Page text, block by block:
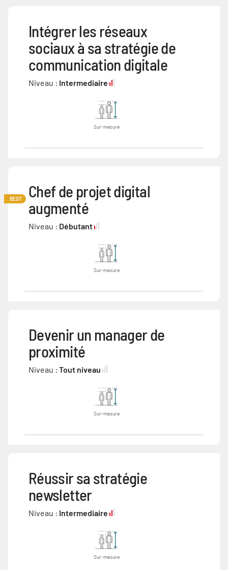
Intégrer les réseaux
sociaux à sa stratégie de
communication digitale
Niveau : Intermediaire
Sur-mesure
BEST
Chef de projet digital
augmenté
Niveau : Débutant
Sur-mesure
Devenir un manager de
proximité
Niveau : Tout niveau
Sur-mesure
Réussir sa stratégie
newsletter
Niveau : Intermediaire
Sur-mesure